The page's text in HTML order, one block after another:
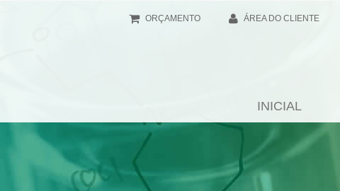
ORÇAMENTO ÁREA DO CLIENTE
INICIAL